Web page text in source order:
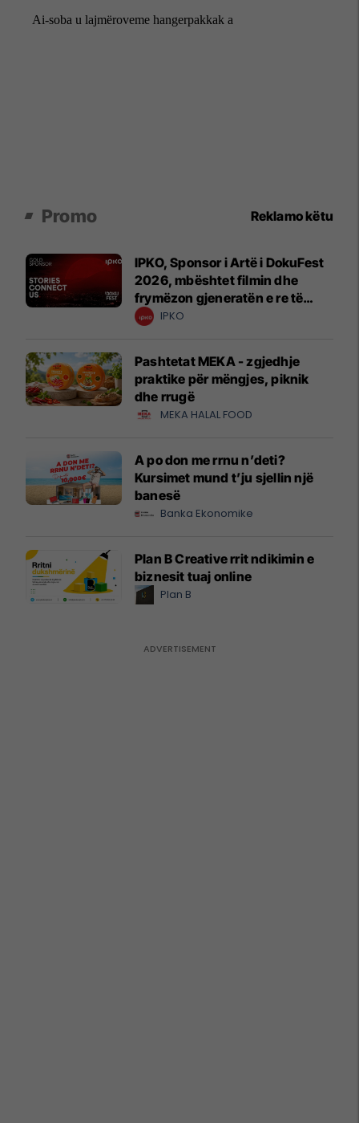
Promo Reklamo këtu
IPKO, Sponsor i Artë i DokuFest
2026, mbështet filmin dhe
frymëzon gjeneratën e re të
krijuesve
IPKO
Pashtetat MEKA - zgjedhje
praktike për mëngjes, piknik
dhe rrugë
MEKA HALAL FOOD
A po don me rrnu n’deti?
Kursimet mund t’ju sjellin një
banesë
Banka Ekonomike
Plan B Creative rrit ndikimin e
biznesit tuaj online
Plan B